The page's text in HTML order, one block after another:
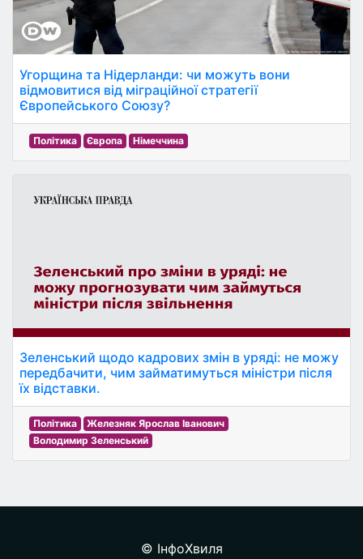
Угорщина та Нідерланди: чи можуть вони
відмовитися від міграційної стратегії
Європейського Союзу?
Політика Європа Німеччина
Зеленський щодо кадрових змін в уряді: не можу
передбачити, чим займатимуться міністри після
їх відставки.
Політика
Железняк Ярослав Іванович
Володимир Зеленський
© ІнфоХвиля